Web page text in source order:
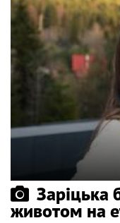
Заріцька
животом на